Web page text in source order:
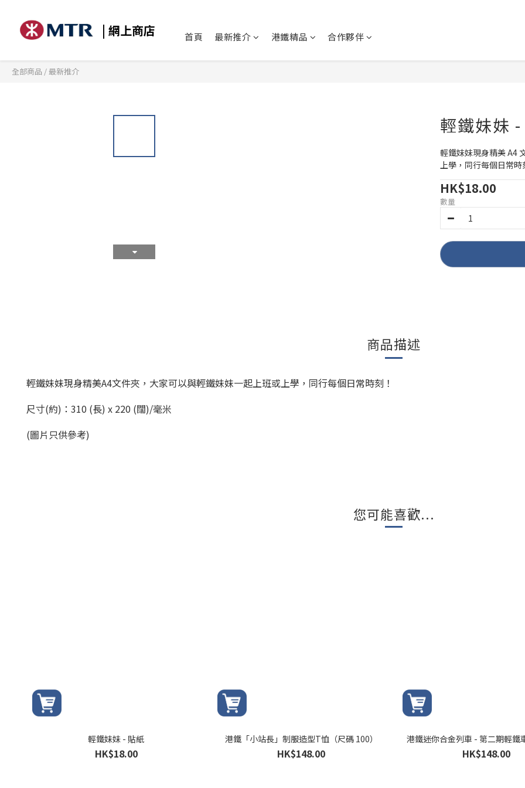
| 網上商店 首頁 最新推介 港鐵精品 合作夥伴
全部商品 /最新推介
輕鐵妹妹
輕鐵妹妹現身精美 A4
上學，同行每個日常時
HK$18.00
數量
商品描述
輕鐵妹妹現身精美A4文件夾，大家可以與輕鐵妹妹一起上班或上學，同行每個日常時刻！
尺寸(約)：310 (長) x 220 (闊)/毫米
(圖片只供參考)
您可能喜歡...
輕鐵妹妹 - 貼紙
HK$18.00
港鐵「小站長」制服造型T恤（尺碼 100）
HK$148.00
港鐵迷你合金列車 - 第二期輕鐵
HK$148.00